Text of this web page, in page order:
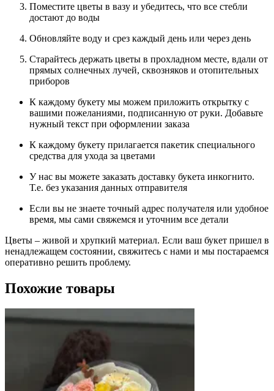
Поместите цветы в вазу и убедитесь, что все стебли
достают до воды
Обновляйте воду и срез каждый день или через день
Старайтесь держать цветы в прохладном месте, вдали от
прямых солнечных лучей, сквозняков и отопительных
приборов
К каждому букету мы можем приложить открытку с
вашими пожеланиями, подписанную от руки. Добавьте
нужный текст при оформлении заказа
К каждому букету прилагается пакетик специального
средства для ухода за цветами
У нас вы можете заказать доставку букета инкогнито.
Т.е. без указания данных отправителя
Если вы не знаете точный адрес получателя или удобное
время, мы сами свяжемся и уточним все детали
Цветы – живой и хрупкий материал. Если ваш букет пришел в
ненадлежащем состоянии, свяжитесь с нами и мы постараемся
оперативно решить проблему.
Похожие товары